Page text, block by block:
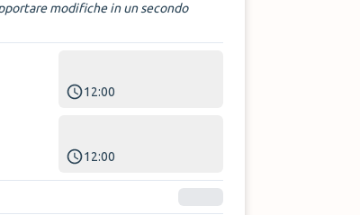
modifiche in un secondo
12:00
12:00